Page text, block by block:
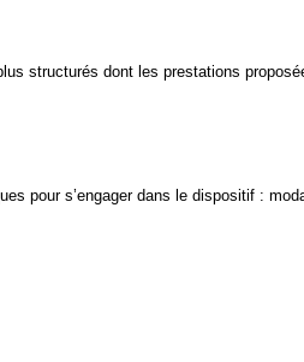
structurés dont les prestations
pour s’engager dans le dispositif :